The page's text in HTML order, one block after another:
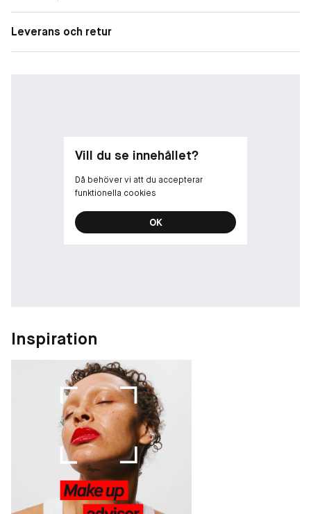
Leverans och retur
Vill du se innehållet?
Då behöver vi att du accepterar
funktionella cookies
OK
Inspiration